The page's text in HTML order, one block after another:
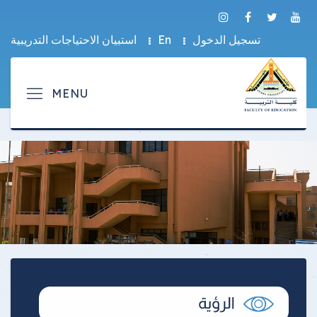
تسجيل الدخول En استبيان الاحتياجات التدريبية